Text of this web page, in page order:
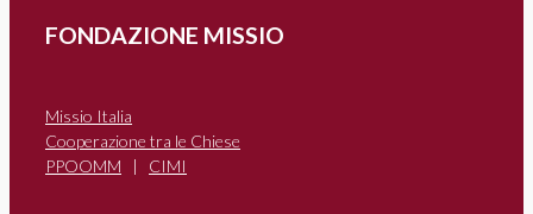
FONDAZIONE MISSIO
Missio Italia
Cooperazione tra le Chiese
PPOOMM | CIMI